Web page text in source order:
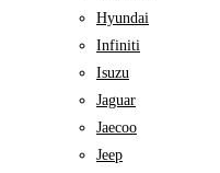
Hyundai
Infiniti
Isuzu
Jaguar
Jaecoo
Jeep